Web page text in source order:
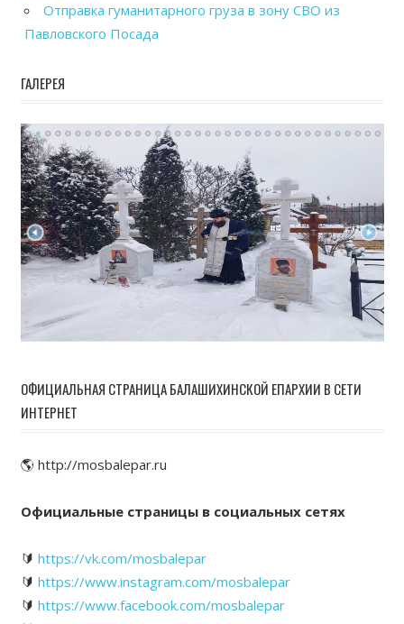
Отправка гуманитарного груза в зону СВО из
Павловского Посада
ГАЛЕРЕЯ
ОФИЦИАЛЬНАЯ СТРАНИЦА БАЛАШИХИНСКОЙ ЕПАРХИИ В СЕТИ
ИНТЕРНЕТ
🌎 http://mosbalepar.ru
Официальные страницы в социальных сетях
🔰 https://vk.com/mosbalepar
🔰 https://www.instagram.com/mosbalepar
🔰 https://www.facebook.com/mosbalepar